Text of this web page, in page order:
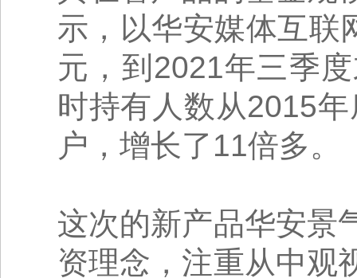
示，以华安媒体互联
元，到2021年三季
时持有人数从2015
户，增长了11倍多。
这次的新产品华安景
资理念，注重从中观